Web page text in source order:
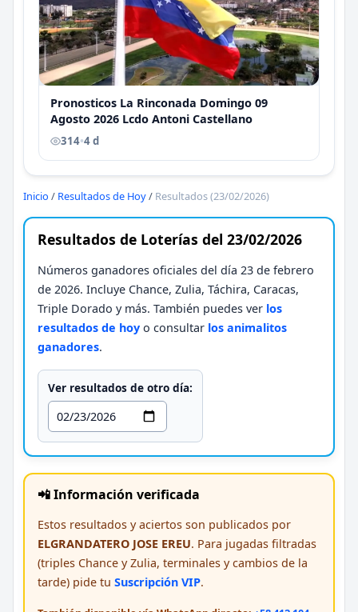
Pronosticos La Rinconada Domingo 09
Agosto 2026 Lcdo Antoni Castellano
314•4 d
Inicio / Resultados de Hoy/ Resultados (23/02/2026)
Resultados de Loterías del 23/02/2026
Números ganadores oficiales del día 23 de febrero
de 2026. Incluye Chance, Zulia, Táchira, Caracas,
Triple Dorado y más. También puedes ver los
resultados de hoy o consultar los animalitos
ganadores.
Ver resultados de otro día:
📲 Información verificada
Estos resultados y aciertos son publicados por
ELGRANDATERO JOSE EREU. Para jugadas filtradas
(triples Chance y Zulia, terminales y cambios de la
tarde) pide tu Suscripción VIP.